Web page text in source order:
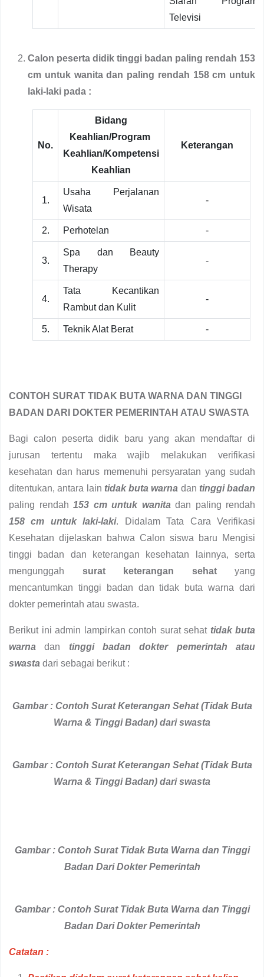
Televisi
Calon peserta didik tinggi badan paling rendah 153
cm untuk wanita dan paling rendah 158 cm untuk
laki-laki pada :
No.
Bidang
Keahlian/Program
Keahlian/Kompetensi
Keahlian
Keterangan
1.
Usaha Perjalanan
Wisata
-
2. Perhotelan -
3.
Spa dan Beauty
Therapy
-
4.
Tata Kecantikan
Rambut dan Kulit
-
5. Teknik Alat Berat -
CONTOH SURAT TIDAK BUTA WARNA DAN TINGGI
BADAN DARI DOKTER PEMERINTAH ATAU SWASTA
Bagi calon peserta didik baru yang akan mendaftar di
jurusan tertentu maka wajib melakukan verifikasi
kesehatan dan harus memenuhi persyaratan yang sudah
ditentukan, antara lain tidak buta warna dan tinggi badan
paling rendah 153 cm untuk wanita dan paling rendah
158 cm untuk laki-laki. DidalamTata Cara Verifikasi
Kesehatan dijelaskan bahwa Calon siswa baru Mengisi
tinggi badan dan keterangan kesehatan lainnya, serta
mengunggah surat keterangan sehatyang
mencantumkan tinggi badan dan tidak buta warna dari
dokter pemerintah atau swasta.
Berikut ini admin lampirkan contoh surat sehat tidak buta
warna dan tinggi badan dokter pemerintah atau
swasta dari sebagai berikut :
Gambar : Contoh Surat Keterangan Sehat (Tidak Buta
Warna & Tinggi Badan) dari swasta
Gambar : Contoh Surat Keterangan Sehat (Tidak Buta
Warna & Tinggi Badan) dari swasta
Gambar : Contoh Surat Tidak Buta Warna dan Tinggi
Badan Dari Dokter Pemerintah
Gambar : Contoh Surat Tidak Buta Warna dan Tinggi
Badan Dari Dokter Pemerintah
Catatan :